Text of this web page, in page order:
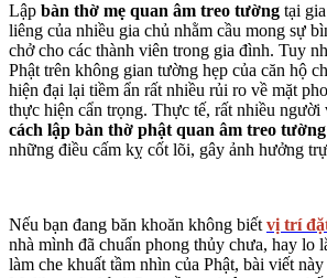
Lập bàn thờ mẹ quan âm treo tường tại
liêng của nhiều gia chủ nhằm cầu mong sự
chở cho các thành viên trong gia đình. Tuy
Phật trên không gian tường hẹp của căn hộ
hiện đại lại tiềm ẩn rất nhiều rủi ro về mặt
thực hiện cẩn trọng. Thực tế, rất nhiều
cách lập bàn thờ phật quan âm treo tường
những điều cấm kỵ cốt lõi, gây ảnh hưởng
Nếu bạn đang băn khoăn không biết vị trí
nhà mình đã chuẩn phong thủy chưa, hay lo
làm che khuất tầm nhìn của Phật, bài viết